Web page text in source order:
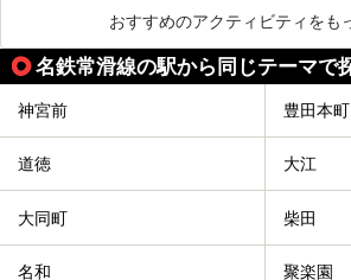
おすすめのアクティビティをも
名鉄常滑線の駅から同じテーマで
神宮前 豊田本町
道徳 大江
大同町 柴田
名和 聚楽園